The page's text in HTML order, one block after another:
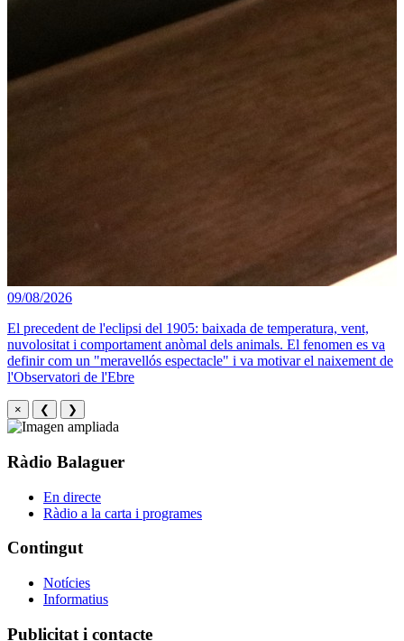
09/08/2026
El precedent de l'eclipsi del 1905: baixada de temperatura, vent,
nuvolositat i comportament anòmal dels animals. El fenomen es va
definir com un "meravellós espectacle" i va motivar el naixement de
l'Observatori de l'Ebre
× ❮ ❯
Ràdio Balaguer
En directe
Ràdio a la carta i programes
Contingut
Notícies
Informatius
Publicitat i contacte